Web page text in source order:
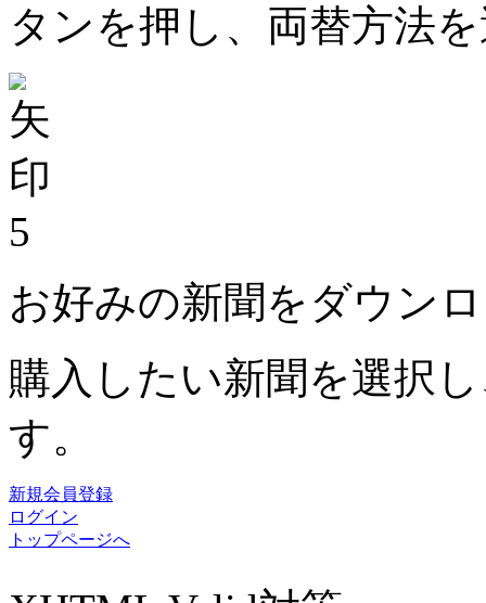
タンを押し、両替方法
5
お好みの新聞をダウン
購入したい新聞を選択
す。
新規会員登録
ログイン
トップページへ